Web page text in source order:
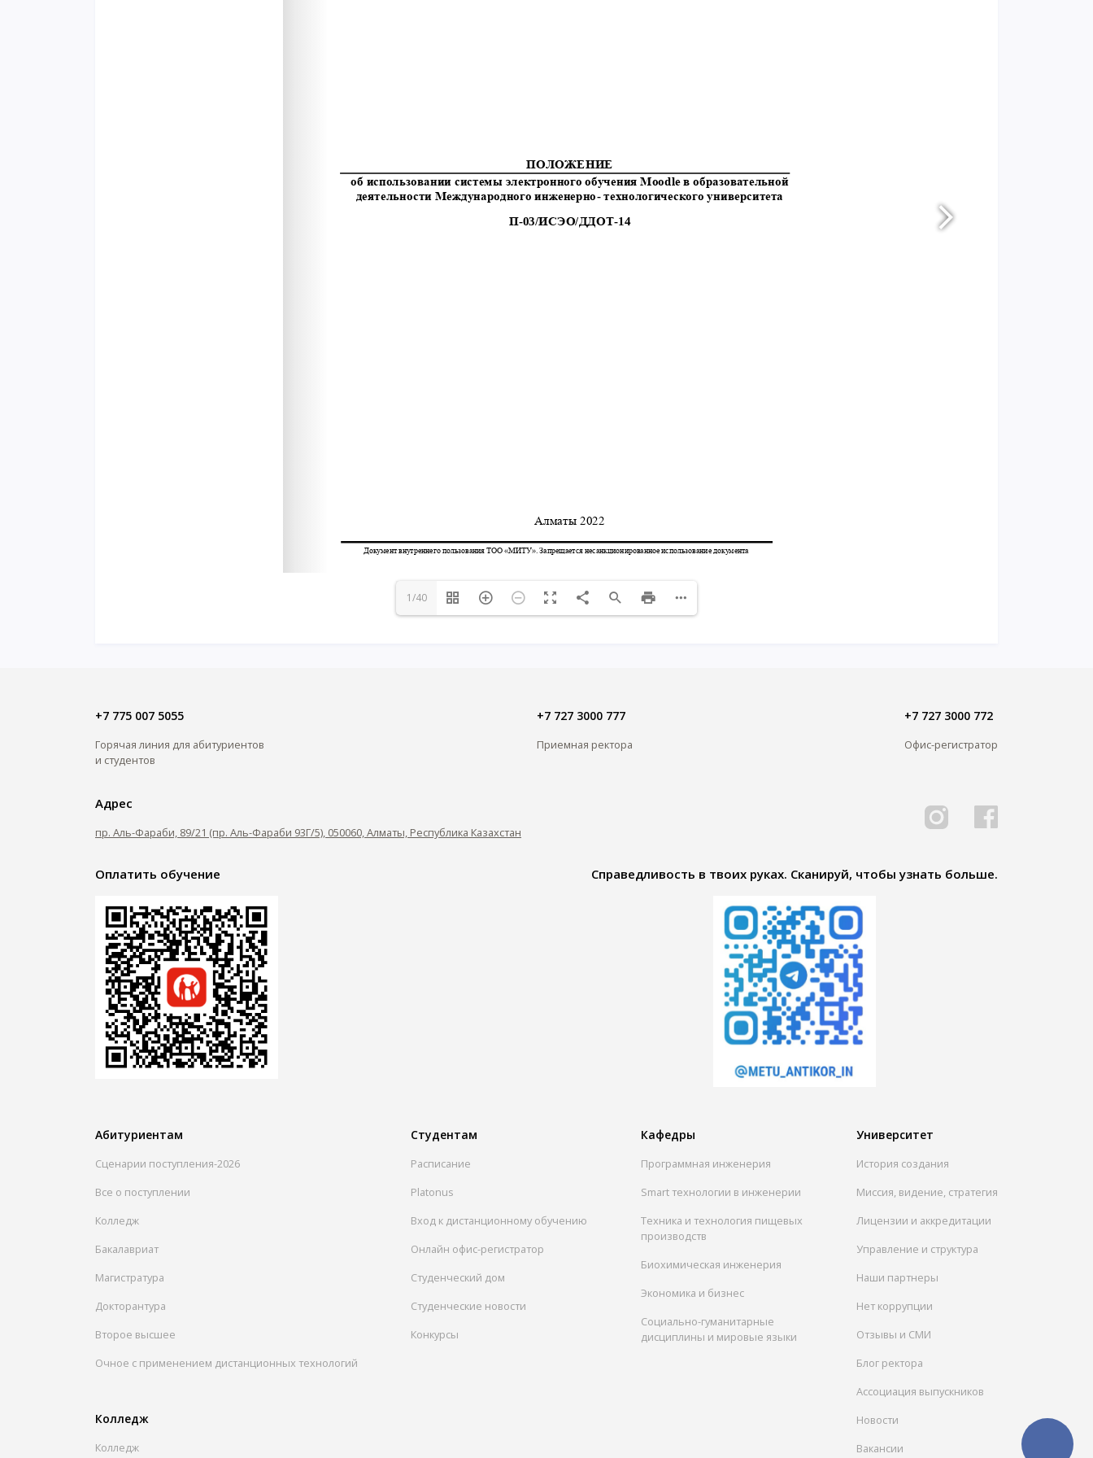
1/40
+7 775 007 5055
Горячая линия для абитуриентов
и студентов
+7 727 3000 777
Приемная ректора
+7 727 3000 772
Офис-регистратор
Адрес
пр. Аль-Фараби, 89/21 (пр. Аль-Фараби 93Г/5), 050060, Алматы, Республика Казахстан
Оплатить обучение Справедливость в твоих руках. Сканируй, чтобы узнать больше.
Абитуриентам
Сценарии поступления-2026
Все о поступлении
Колледж
Бакалавриат
Магистратура
Докторантура
Второе высшее
Очное с применением дистанционных технологий
Колледж
Колледж
Студентам
Расписание
Platonus
Вход к дистанционному обучению
Онлайн офис-регистратор
Студенческий дом
Студенческие новости
Конкурсы
Кафедры
Программная инженерия
Smart технологии в инженерии
Техника и технология пищевых
производств
Биохимическая инженерия
Экономика и бизнес
Социально-гуманитарные
дисциплины и мировые языки
Университет
История создания
Миссия, видение, стратегия
Лицензии и аккредитации
Управление и структура
Наши партнеры
Нет коррупции
Отзывы и СМИ
Блог ректора
Ассоциация выпускников
Новости
Вакансии